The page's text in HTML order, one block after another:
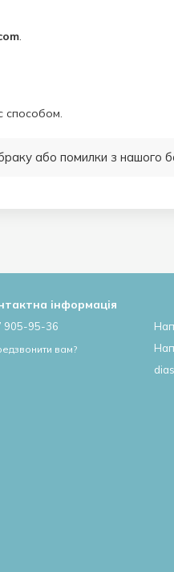
.
способом.
або помилки з нашого
інформація
905-95-36
вам?